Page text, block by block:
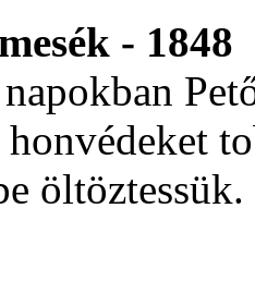
- 1848
öltöztessük.